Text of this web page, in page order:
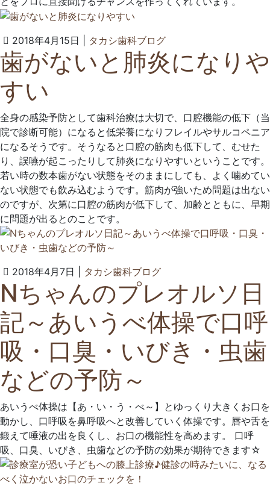
2018年4月15日 タカシ歯科ブログ2022
年
6
日
タ
カ
シ
ク
リ
ニ
ッ
ク
歯がないと肺炎になりや
すい
全身の感染予防として歯科治療は大切で、口腔機能の低下（当
院で診断可能）になると低栄養になりフレイルやサルコペニア
になるそうです。そうなると口腔の筋肉も低下して、むせた
り、誤嚥が起こったりして肺炎になりやすいということです。
若い時の数本歯がない状態をそのままにしても、よく噛めてい
ない状態でも飲み込むようです。筋肉が強いため問題は出ない
のですが、次第に口腔の筋肉が低下して、加齢とともに、早期
に問題が出るとのことです。
2018年4月7日 タカシ歯科ブログ2022
月
23
日
タ
シ
歯
科
ク
リ
ク
Nちゃんのプレオルソ日
記～あいうべ体操で口呼
吸・口臭・いびき・虫歯
などの予防～
あいうべ体操は【あ・い・う・べ～】とゆっくり大きくお口を
動かし、口呼吸を鼻呼吸へと改善していく体操です。唇や舌を
鍛えて唾液の出を良くし、お口の機能性を高めます。 口呼
吸、口臭、いびき、虫歯などの予防の効果が期待できます☆